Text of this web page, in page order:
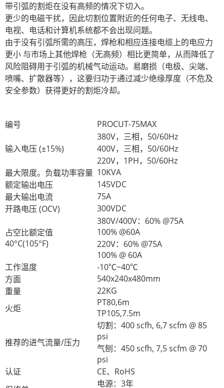
带引弧的割炬在没有高频的情况下切入。
更少的电磁干扰，因此切割位置附近的任何电子、无线电、
电视、电话和计算机系统都不会出现问题。
由于没有引弧所需的高压，焊枪和相应连接电缆上的电应力
更小 与市场上其他焊枪（无高频）相比更简单，从而降低了
风险阻碍用于引弧的机械气动运动。易磨损（电极、尖端、
喷嘴、扩散器等），这要归功于通过减少绝缘厚度（不危及
安全参数）获得更好的割炬冷却。
编号 PROCUT-75MAX
输入电压 (±15%)
380V，三相，50/60Hz
400V，三相，50/60Hz
220V，1PH，50/60Hz
最大限度。负载功率容量 10KVA
额定输出电压
145VDC
最大输出电流
75A
开路电压 (OCV)
300VDC
占空比额定值
40°C(105°F)
380V/400V：60% @75A
100% @60A
220V：60% @75A
100% @ 60A
工作温度
-10℃~40℃
方面
540x240x480mm
重量
22KG
火炬
PT80,6m
TP105,7.5m
推荐的进气流量/压力
切割：400 scfh, 6,7 scfm @ 85
psi
气刨：450 scfh, 7,5 scfm @ 70
psi
认证
CE、RoHS
电源：3年